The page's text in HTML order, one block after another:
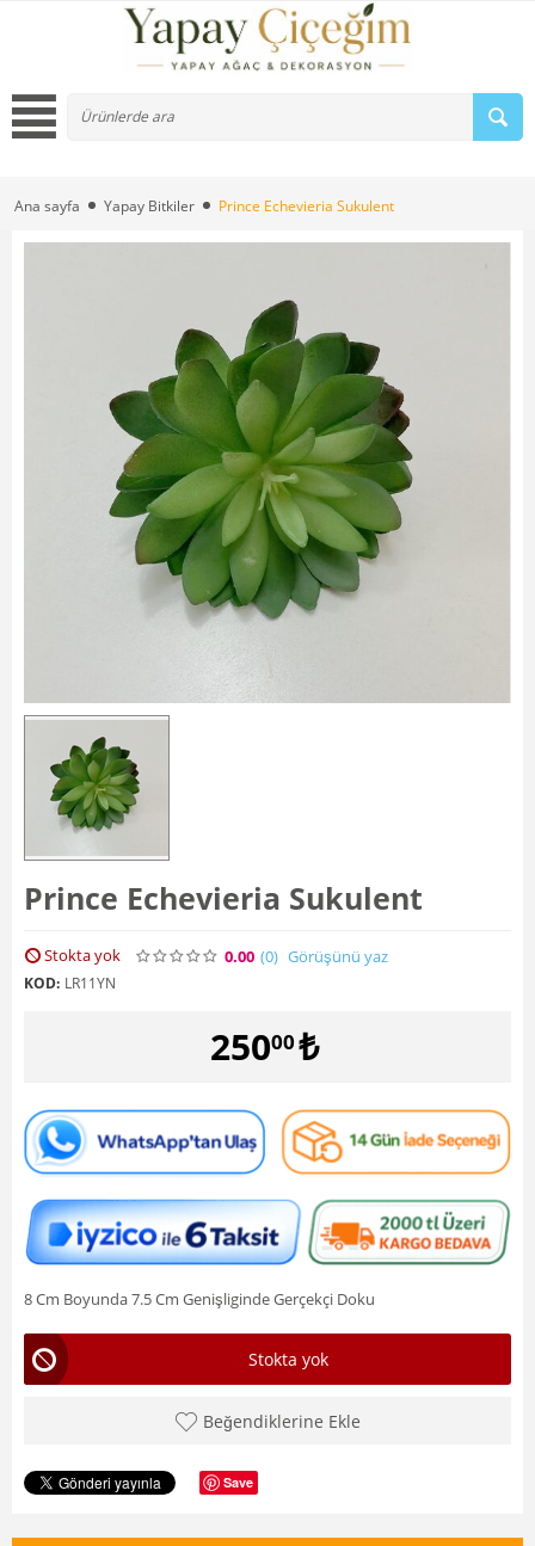
Ana sayfa Yapay Bitkiler Prince Echevieria Sukulent
Prince Echevieria Sukulent
Stokta yok 0.00 (0) Görüşünü yaz
KOD: LR11YN
25000₺
8 Cm Boyunda 7.5 Cm Genişliginde Gerçekçi Doku
Stokta yok
Beğendiklerine Ekle
Save